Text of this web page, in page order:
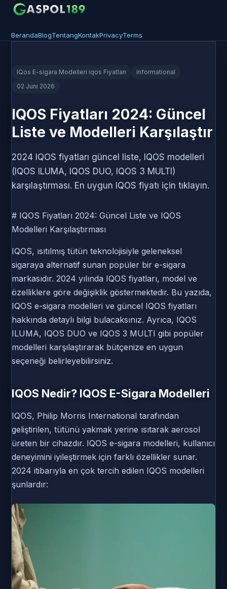
BerandaBlogTentangKontakPrivacyTerms
IQos E-sigara Modelleri iqos Fiyatları
informational
02 Juni 2026
IQOS Fiyatları 2024: Güncel
Liste ve Modelleri Karşılaştır
2024 IQOS fiyatları güncel liste, IQOS modelleri
(IQOS ILUMA, IQOS DUO, IQOS 3 MULTI)
karşılaştırması. En uygun IQOS fiyatı için tıklayın.
# IQOS Fiyatları 2024: Güncel Liste ve IQOS
Modelleri Karşılaştırması
IQOS, ısıtılmış tütün teknolojisiyle geleneksel
sigaraya alternatif sunan popüler bir e-sigara
markasıdır. 2024 yılında IQOS fiyatları, model ve
özelliklere göre değişiklik göstermektedir. Bu yazıda,
IQOS e-sigara modelleri ve güncel IQOS fiyatları
hakkında detaylı bilgi bulacaksınız. Ayrıca, IQOS
ILUMA, IQOS DUO ve IQOS 3 MULTI gibi popüler
modelleri karşılaştırarak bütçenize en uygun
seçeneği belirleyebilirsiniz.
IQOS Nedir? IQOS E-Sigara Modelleri
IQOS, Philip Morris International tarafından
geliştirilen, tütünü yakmak yerine ısıtarak aerosol
üreten bir cihazdır. IQOS e-sigara modelleri, kullanıcı
deneyimini iyileştirmek için farklı özellikler sunar.
2024 itibarıyla en çok tercih edilen IQOS modelleri
şunlardır: